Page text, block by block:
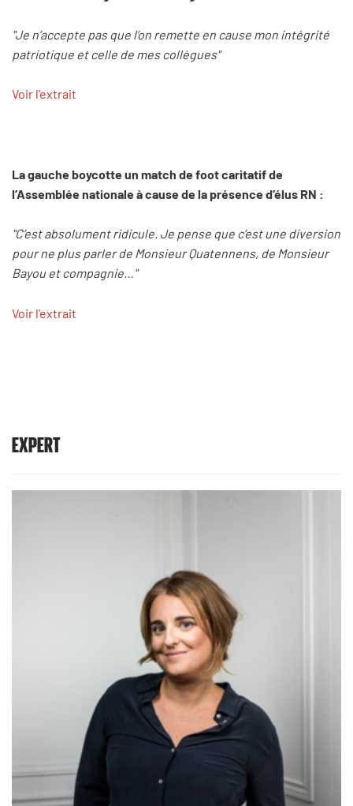
"Je n’accepte pas que l’on remette en cause mon intégrité
patriotique et celle de mes collègues"
Voir l'extrait
La gauche boycotte un match de foot caritatif de
l’Assemblée nationale à cause de la présence d’élus RN :
"C’est absolument ridicule. Je pense que c’est une diversion
pour ne plus parler de Monsieur Quatennens, de Monsieur
Bayou et compagnie…"
Voir l'extrait
EXPERT